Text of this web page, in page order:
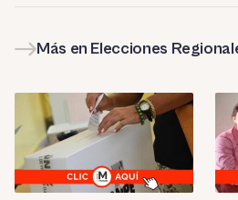
Más en Elecciones